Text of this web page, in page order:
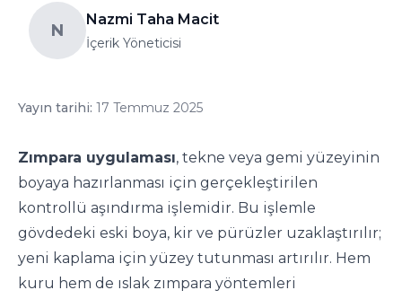
N
Nazmi Taha Macit
İçerik Yöneticisi
Yayın tarihi: 17 Temmuz 2025
Zımpara uygulaması, tekne veya gemi yüzeyinin
boyaya hazırlanması için gerçekleştirilen
kontrollü aşındırma işlemidir. Bu işlemle
gövdedeki eski boya, kir ve pürüzler uzaklaştırılır;
yeni kaplama için yüzey tutunması artırılır. Hem
kuru hem de ıslak zımpara yöntemleri